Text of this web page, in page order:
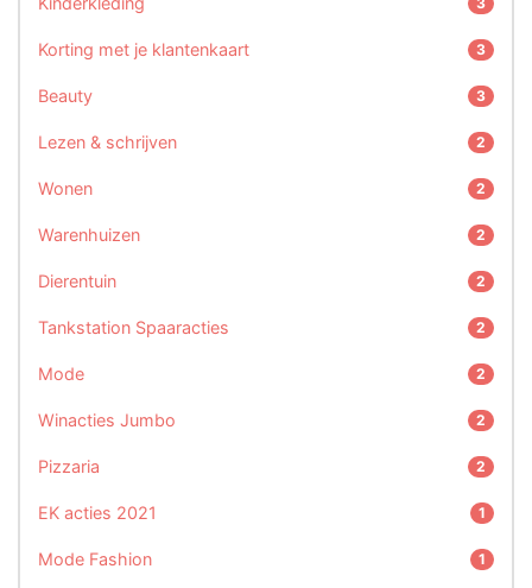
Korting met je klantenkaart 3
Beauty 3
Lezen & schrijven 2
Wonen 2
Warenhuizen 2
Dierentuin 2
Tankstation Spaaracties 2
Mode 2
Winacties Jumbo 2
Pizzaria 2
EK acties 2021 1
Mode Fashion 1